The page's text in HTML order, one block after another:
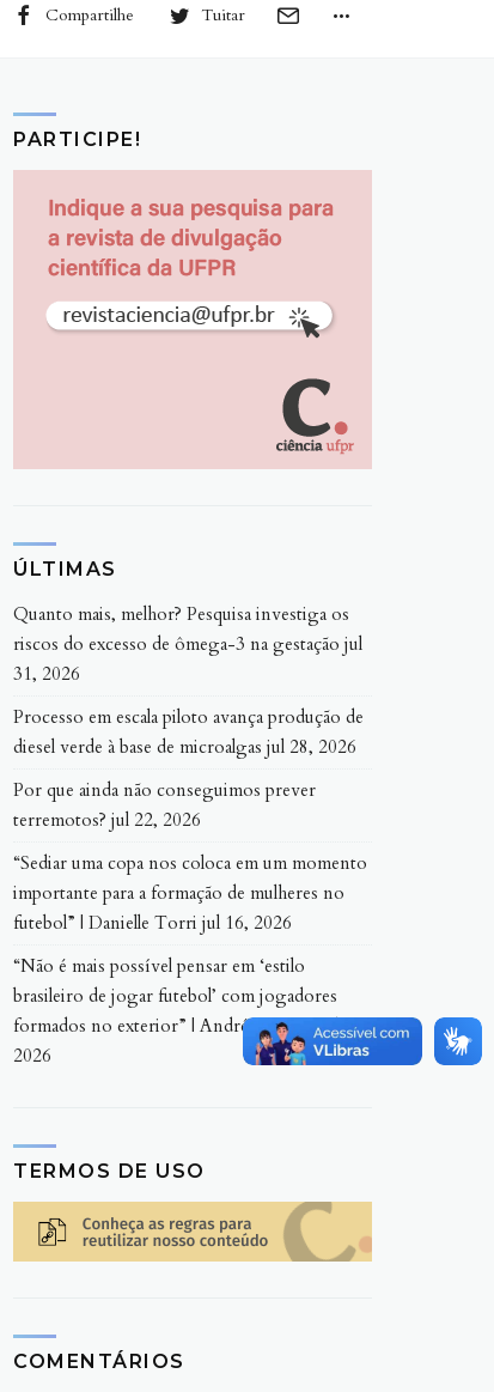
Compartilhe Tuitar
PARTICIPE!
ÚLTIMAS
Quanto mais, melhor? Pesquisa investiga os
riscos do excesso de ômega-3 na gestação jul
31, 2026
Processo em escala piloto avança produção de
diesel verde à base de microalgas jul 28, 2026
Por que ainda não conseguimos prever
terremotos? jul 22, 2026
“Sediar uma copa nos coloca em um momento
importante para a formação de mulheres no
futebol” | Danielle Torri jul 16, 2026
“Não é mais possível pensar em ‘estilo
brasileiro de jogar futebol’ com jogadores
formados no exterior” | André Capraro jul 15,
2026
TERMOS DE USO
COMENTÁRIOS